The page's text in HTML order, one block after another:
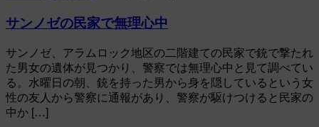
サンノゼの民家で無理心中
サンノゼ、アラムロック地区の二階建ての民家で銃で撃たれ
た男女の遺体が見つかり、警察では無理心中と見て調べてい
る。水曜日の朝、銃を持った男から身を隠しているという女
性の友人から警察に通報があり、警察が駆けつけると民家の
中か […]